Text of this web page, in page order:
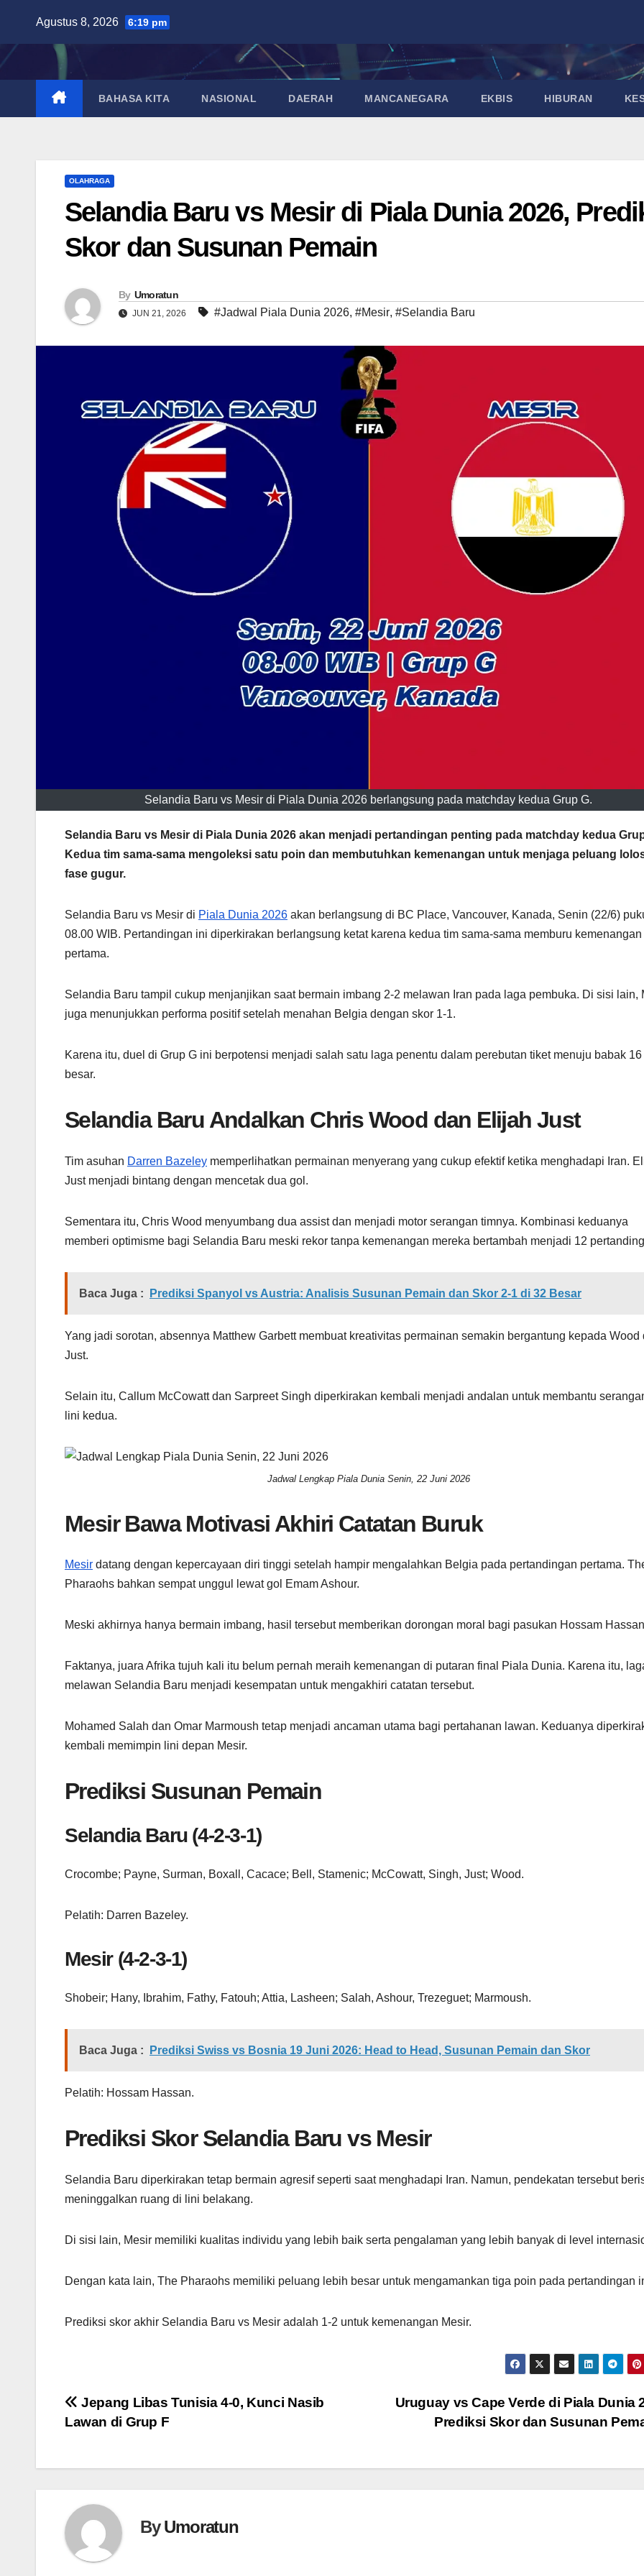
content
Agustus 8, 2026 6:19 pm
BAHASA KITA NASIONAL DAERAH MANCANEGARA EKBIS HIBURAN
OLAHRAGA
Selandia Baru vs Mesir di Piala Dunia 2026,
Skor dan Susunan Pemain
By Umoratun
JUN 21, 2026 #Jadwal Piala Dunia 2026, #Mesir, #Selandia Baru
Selandia Baru vs Mesir di Piala Dunia 2026 berlangsung pada matchday kedua Grup G.
Selandia Baru vs Mesir di Piala Dunia 2026 akan menjadi pertandingan penting pada matchday kedua
Kedua tim sama-sama mengoleksi satu poin dan membutuhkan kemenangan untuk menjaga peluang
fase gugur.
Selandia Baru vs Mesir di Piala Dunia 2026 akan berlangsung di BC Place, Vancouver, Kanada, Senin (22/6)
08.00 WIB. Pertandingan ini diperkirakan berlangsung ketat karena kedua tim sama-sama memburu kemenangan
pertama.
Selandia Baru tampil cukup menjanjikan saat bermain imbang 2-2 melawan Iran pada laga pembuka. Di sisi lain,
juga menunjukkan performa positif setelah menahan Belgia dengan skor 1-1.
Karena itu, duel di Grup G ini berpotensi menjadi salah satu laga penentu dalam perebutan tiket menuju babak 16
besar.
Selandia Baru Andalkan Chris Wood dan Elijah Just
Tim asuhan Darren Bazeley memperlihatkan permainan menyerang yang cukup efektif ketika menghadapi Iran.
Just menjadi bintang dengan mencetak dua gol.
Sementara itu, Chris Wood menyumbang dua assist dan menjadi motor serangan timnya. Kombinasi keduanya
memberi optimisme bagi Selandia Baru meski rekor tanpa kemenangan mereka bertambah menjadi 12
Baca Juga : Prediksi Spanyol vs Austria: Analisis Susunan Pemain dan Skor 2-1 di 32 Besar
Yang jadi sorotan, absennya Matthew Garbett membuat kreativitas permainan semakin bergantung kepada Wood
Just.
Selain itu, Callum McCowatt dan Sarpreet Singh diperkirakan kembali menjadi andalan untuk membantu
lini kedua.
Jadwal Lengkap Piala Dunia Senin, 22 Juni 2026
Mesir Bawa Motivasi Akhiri Catatan Buruk
Mesir datang dengan kepercayaan diri tinggi setelah hampir mengalahkan Belgia pada pertandingan pertama.
Pharaohs bahkan sempat unggul lewat gol Emam Ashour.
Meski akhirnya hanya bermain imbang, hasil tersebut memberikan dorongan moral bagi pasukan Hossam
Faktanya, juara Afrika tujuh kali itu belum pernah meraih kemenangan di putaran final Piala Dunia. Karena itu,
melawan Selandia Baru menjadi kesempatan untuk mengakhiri catatan tersebut.
Mohamed Salah dan Omar Marmoush tetap menjadi ancaman utama bagi pertahanan lawan. Keduanya
kembali memimpin lini depan Mesir.
Prediksi Susunan Pemain
Selandia Baru (4-2-3-1)
Crocombe; Payne, Surman, Boxall, Cacace; Bell, Stamenic; McCowatt, Singh, Just; Wood.
Pelatih: Darren Bazeley.
Mesir (4-2-3-1)
Shobeir; Hany, Ibrahim, Fathy, Fatouh; Attia, Lasheen; Salah, Ashour, Trezeguet; Marmoush.
Baca Juga : Prediksi Swiss vs Bosnia 19 Juni 2026: Head to Head, Susunan Pemain dan Skor
Pelatih: Hossam Hassan.
Prediksi Skor Selandia Baru vs Mesir
Selandia Baru diperkirakan tetap bermain agresif seperti saat menghadapi Iran. Namun, pendekatan tersebut
meninggalkan ruang di lini belakang.
Di sisi lain, Mesir memiliki kualitas individu yang lebih baik serta pengalaman yang lebih banyak di level
Dengan kata lain, The Pharaohs memiliki peluang lebih besar untuk mengamankan tiga poin pada pertandingan
Prediksi skor akhir Selandia Baru vs Mesir adalah 1-2 untuk kemenangan Mesir.
Navigasi
Uruguay vs Cape Verde di Piala Dunia
Prediksi Skor dan Susunan
Jepang Libas Tunisia 4-0, Kunci Nasib
Lawan di Grup F
ByUmoratun